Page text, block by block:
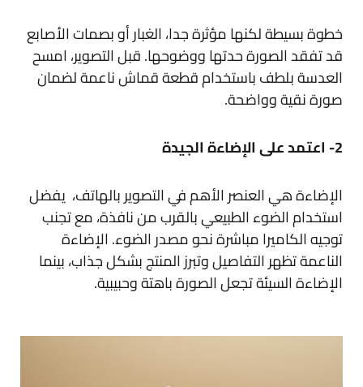
خطوة بسيطة لكنها مؤثرة جدا، الغبار أو بصمات الأصابع
قد تفقد الصورة حدتها ووضوحها. قبل التصوير، امسح
العدسة بلطف باستخدام قطعة قماش ناعمة لضمان
صورة نقية وواضحة.
2- اعتمد على الإضاءة الجيدة
الإضاءة هي العنصر الأهم في التصوير بالهاتف، يفضل
استخدام الضوء الطبيعي بالقرب من نافذة، مع تجنب
توجيه الكاميرا مباشرة نحو مصدر الضوء. الإضاءة
الناعمة تظهر التفاصيل وتبرز المنتج بشكل جذاب، بينما
الإضاءة السيئة تجعل الصورة باهتة وحبيبية.